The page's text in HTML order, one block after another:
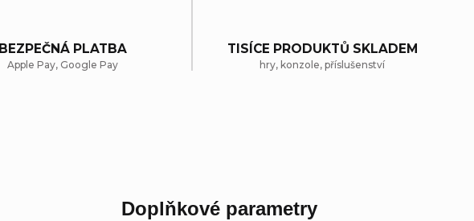
BEZPEČNÁ PLATBA
Apple Pay, Google Pay
TISÍCE PRODUKTŮ SKLADEM
hry, konzole, příslušenství
Doplňkové parametry